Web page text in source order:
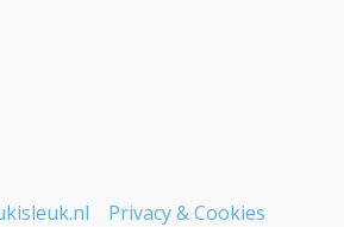
Privacy & Cookies